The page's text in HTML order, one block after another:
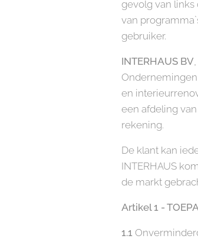
gevolg van
van
gebruiker.
INTERHAUS BV
Ondernemingen
en
een afdeling
rekening.
De klant kan
INTERHAUS
de markt
Artikel 1 -
1.1